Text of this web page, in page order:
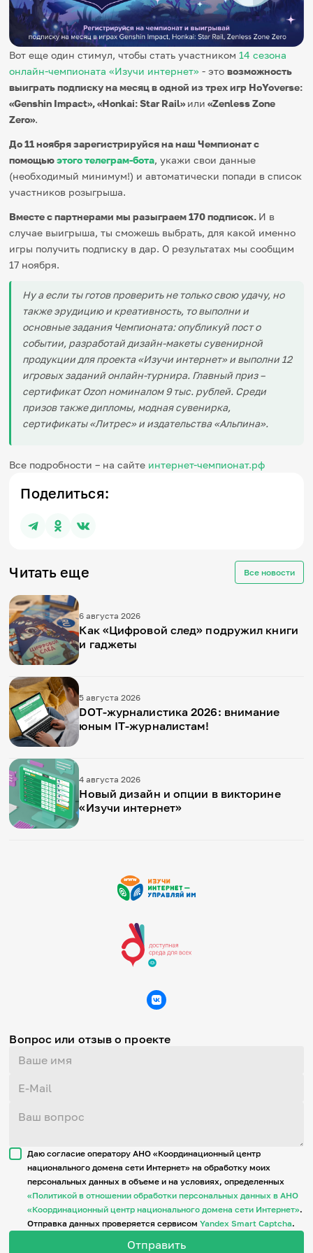
Игры и тренажеры
Игра «Знания»
Знания в тестах
Викторина
Словарь
Настолка
Комиксы
Стихи
Педагогам
IT-урок
Методика
Секреты кода
Незрячим
English
Задать вопрос
Вот еще один стимул, чтобы стать участником14 сезона
онлайн-чемпионата «Изучи интернет» - этовозможность
выиграть подписку на месяц в одной из трех игр HoYoverse:
«Genshin Impact», «Honkai: Star Rail»или «Zenless Zone
Zero».
До 11 ноября зарегистрируйся на наш Чемпионат с
помощьюэтого телеграм-бота, укажи свои данные
(необходимый минимум!) и автоматически попади в список
участников розыгрыша.
Вместе с партнерами мы разыграем 170 подписок. И в
случае выигрыша, ты сможешь выбрать, для какой именно
игры получить подписку в дар. О результатах мы сообщим
17 ноября.
Ну а если ты готов проверить не только свою удачу, но
также эрудицию и креативность, то выполни и
основные задания Чемпионата: опубликуй пост о
событии, разработай дизайн-макеты сувенирной
продукции для проекта «Изучи интернет» и выполни 12
игровых заданий онлайн-турнира. Главный приз –
сертификат Ozon номиналом 9 тыс. рублей. Среди
призов также дипломы, модная сувенирка,
сертификаты «Литрес» и издательства «Альпина».
Все подробности – на сайте интернет-чемпионат.рф
Поделиться:
Читать еще Все новости
6 августа 2026
Как «Цифровой след» подружил книги
и гаджеты
5 августа 2026
DOT-журналистика 2026: внимание
юным IT-журналистам!
4 августа 2026
Новый дизайн и опции в викторине
«Изучи интернет»
Вопрос или отзыв о проекте
Даю согласие оператору АНО «Координационный центр
национального домена сети Интернет» на обработку моих
персональных данных в объеме и на условиях, определенных
«Политикой в отношении обработки персональных данных в АНО
«Координационный центр национального домена сети Интернет».
Отправка данных проверяется сервисомYandex Smart Captcha.